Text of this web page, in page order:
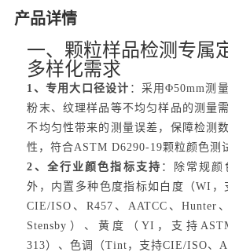
产品详情
一、颗粒样品检测专属
多样化需求
1、专用大口径设计 ：采用Φ50mm测
粉末、纹理样品等不均匀样品的测量
不均匀性带来的测量误差，保障检测
性，符合ASTM D6290-19颗粒颜色测
2、全行业颜色指标支持 ：除常规
外，内置多种色度指标如白度（WI，
CIE/ISO、R457、AATCC、Hunter
Stensby）、黄度（YI，支持
313）、色调（Tint，支持CIE/ISO、